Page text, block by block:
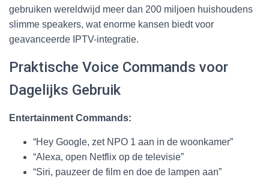
gebruiken wereldwijd meer dan 200 miljoen huishoudens
slimme speakers, wat enorme kansen biedt voor
geavanceerde IPTV-integratie.
Praktische Voice Commands voor
Dagelijks Gebruik
Entertainment Commands:
“Hey Google, zet NPO 1 aan in de woonkamer”
“Alexa, open Netflix op de televisie”
“Siri, pauzeer de film en doe de lampen aan”